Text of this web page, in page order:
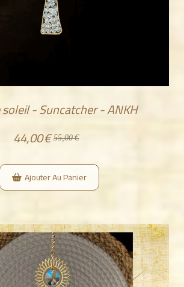
- Suncatcher - ANKH
44,00€ 55,00€
Ajouter Au Panier